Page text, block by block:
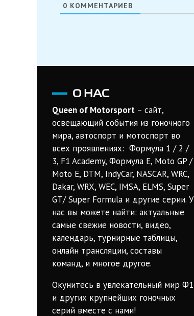
0 КОММЕНТАРИЕВ
О НАС
Queen of Motorsport – сайт,
освещающий события из гоночного
мира, автоспорт и мотоспорт во
всех проявлениях: Формула 1 / 2 /
3, F1 Academy, Формула Е, Moto GP /
Moto E, DTM, IndyCar, NASCAR, WRC,
Dakar, WRX, WEC, IMSA, ELMS, Super
GT/ Super Formula и другие серии. У
нас вы можете найти: актуальные
самые свежие новости, видео,
календарь, турнирные таблицы,
онлайн трансляции, составы
команд, и многое другое.
Окунитесь в увлекательный мир Ф1
и других крупнейших гоночных
серий вместе с нами!